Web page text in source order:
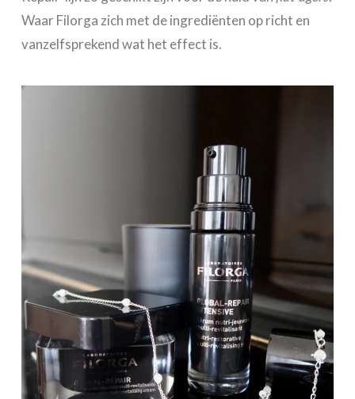
Waar Filorga zich met de ingrediënten op richt en
vanzelfsprekend wat het effect is.